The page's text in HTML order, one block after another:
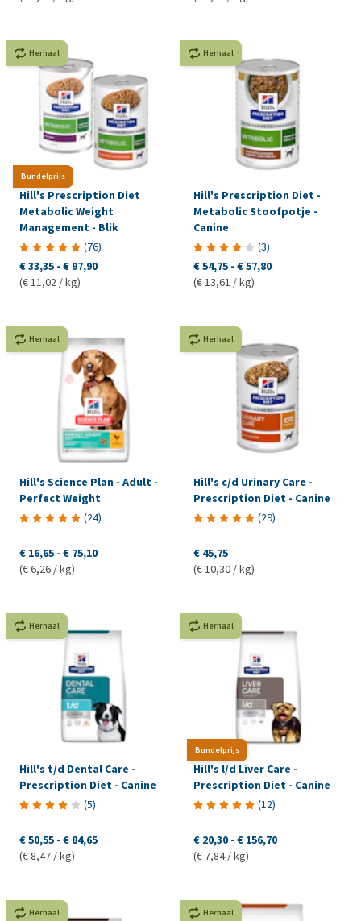
Bundelprijs
Herhaal
Hill's Prescription Diet
Metabolic Weight
Management - Blik
(76)
€ 33,35 - € 97,90
(€ 11,02 / kg)
Herhaal
Hill's Prescription Diet -
Metabolic Stoofpotje -
Canine
(3)
€ 54,75 - € 57,80
(€ 13,61 / kg)
Herhaal
Hill's Science Plan - Adult -
Perfect Weight
(24)
€ 16,65 - € 75,10
(€ 6,26 / kg)
Herhaal
Hill's c/d Urinary Care -
Prescription Diet - Canine
(29)
€ 45,75
(€ 10,30 / kg)
Herhaal
Hill's t/d Dental Care -
Prescription Diet - Canine
(5)
€ 50,55 - € 84,65
(€ 8,47 / kg)
Bundelprijs
Herhaal
Hill's l/d Liver Care -
Prescription Diet - Canine
(12)
€ 20,30 - € 156,70
(€ 7,84 / kg)
Herhaal Herhaal